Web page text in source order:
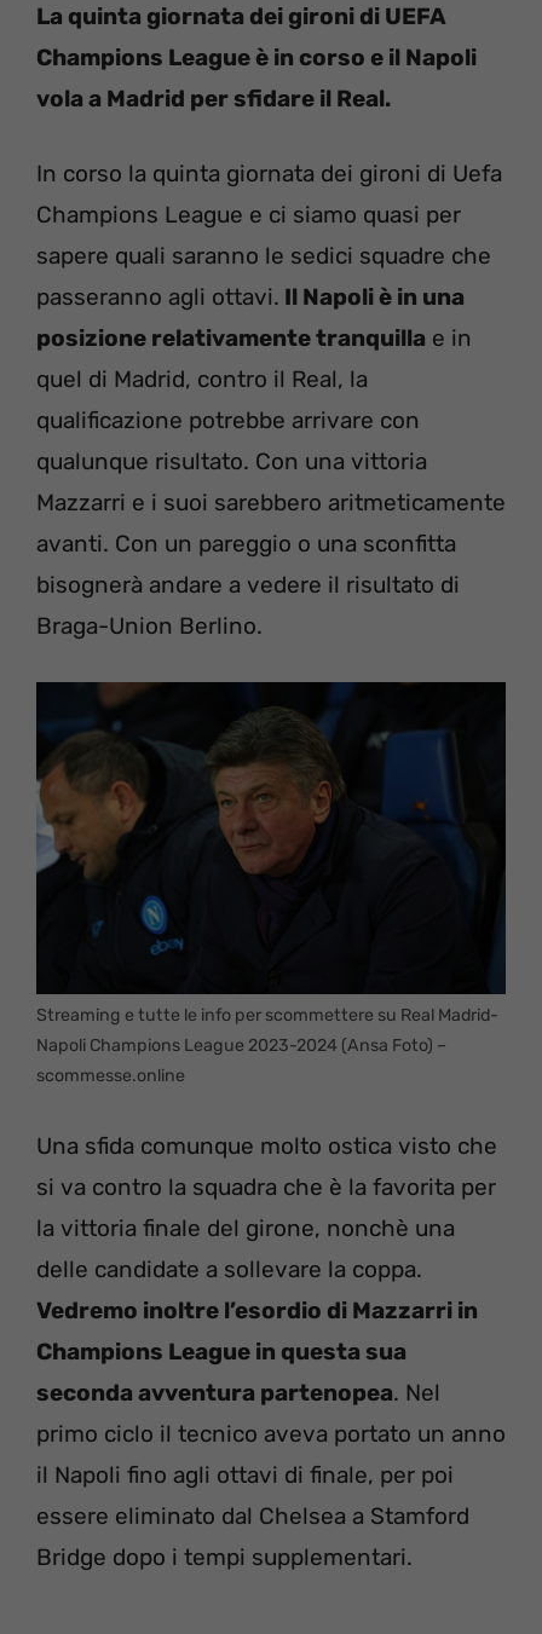
La quinta giornata dei gironi di UEFA
Champions League è in corso e il Napoli
vola a Madrid per sfidare il Real.
In corso la quinta giornata dei gironi di Uefa
Champions League e ci siamo quasi per
sapere quali saranno le sedici squadre che
passeranno agli ottavi. Il Napoli è in una
posizione relativamente tranquilla e in
quel di Madrid, contro il Real, la
qualificazione potrebbe arrivare con
qualunque risultato. Con una vittoria
Mazzarri e i suoi sarebbero aritmeticamente
avanti. Con un pareggio o una sconfitta
bisognerà andare a vedere il risultato di
Braga-Union Berlino.
Streaming e tutte le info per scommettere su Real Madrid-
Napoli Champions League 2023-2024 (Ansa Foto) –
scommesse.online
Una sfida comunque molto ostica visto che
si va contro la squadra che è la favorita per
la vittoria finale del girone, nonchè una
delle candidate a sollevare la coppa.
Vedremo inoltre l’esordio di Mazzarri in
Champions League in questa sua
seconda avventura partenopea. Nel
primo ciclo il tecnico aveva portato un anno
il Napoli fino agli ottavi di finale, per poi
essere eliminato dal Chelsea a Stamford
Bridge dopo i tempi supplementari.